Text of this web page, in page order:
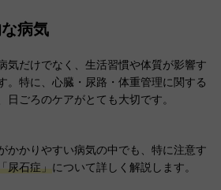
病気
気だけでなく、生活習慣や体質が影響す
。特に、心臓・尿路・体重管理に関する
日ごろのケアがとても大切です。
かかりやすい病気の中でも、特に注意す
尿石症」について詳しく解説します。